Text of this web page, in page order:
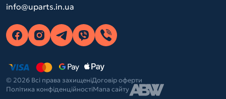
info@uparts.in.ua
© 2026 Всі права захищеніДоговір оферти
Політика конфіденційностіМапа сайту